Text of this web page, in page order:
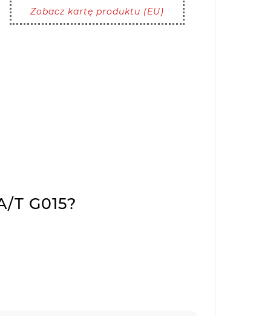
Zobacz kartę produktu (EU)
T G015?